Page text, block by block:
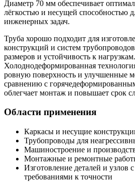
Диаметр 70 мм обеспечивает
лёгкостью и несущей способностью
инженерных задач.
Труба хорошо подходит для
конструкций и систем
размеров и устойчивость к нагрузкам.
Холоднодеформированная
ровную поверхность и улучшенные
сравнению с
облегчает монтаж и повышает срок
Области применения
Каркасы и несущие
Трубопроводы для
Машиностроение и
Монтажные и ремонтные
Изготовление деталей и
требованиями к точности